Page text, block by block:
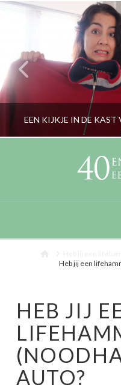
EEN KIJKJE IN DE KAST
Heb jij een
HEB JIJ
AUTO?